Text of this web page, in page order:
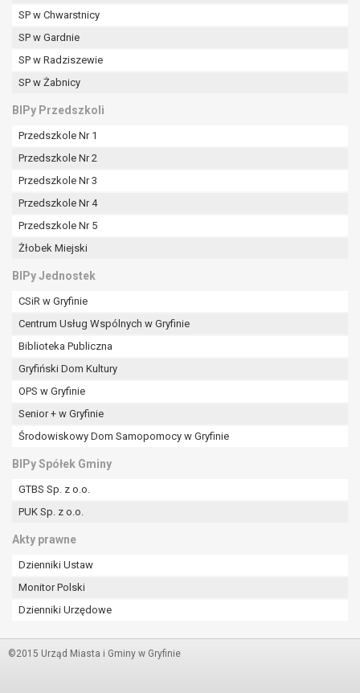
SP w Chwarstnicy
SP w Gardnie
SP w Radziszewie
SP w Żabnicy
BIPy Przedszkoli
Przedszkole Nr 1
Przedszkole Nr 2
Przedszkole Nr 3
Przedszkole Nr 4
Przedszkole Nr 5
Żłobek Miejski
BIPy Jednostek
CSiR w Gryfinie
Centrum Usług Wspólnych w Gryfinie
Biblioteka Publiczna
Gryfiński Dom Kultury
OPS w Gryfinie
Senior + w Gryfinie
Środowiskowy Dom Samopomocy w Gryfinie
BIPy Spółek Gminy
GTBS Sp. z o.o.
PUK Sp. z o.o.
Akty prawne
Dzienniki Ustaw
Monitor Polski
Dzienniki Urzędowe
©2015 Urząd Miasta i Gminy w Gryfinie